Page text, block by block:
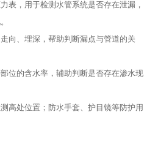
表，用于检测水管系统是否存在泄漏，
向、埋深，帮助判断漏点与管道的关
位的含水率，辅助判断是否存在渗水现
高处位置；防水手套、护目镜等防护用